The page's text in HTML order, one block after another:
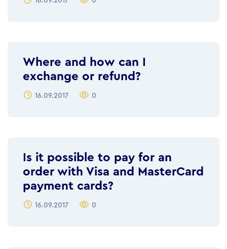
Where and how can I
exchange or refund?
16.09.2017 0
Is it possible to pay for an
order with Visa and MasterCard
payment cards?
16.09.2017 0